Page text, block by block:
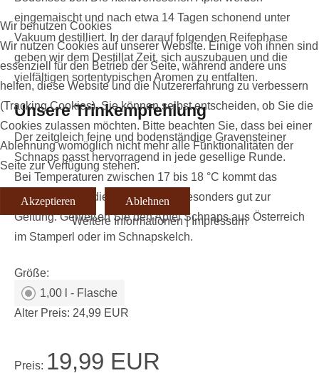
eingemaischt und nach etwa 14 Tagen schonend unter
Vakuum destilliert. In der darauf folgenden Reifephase
geben wir dem Destillat Zeit, sich auszubauen und die
vielfältigen sortentypischen Aromen zu entfalten.
Unsere Trinkempfehlung
Der zeitgleich feine und bodenständige Gravensteiner
Schnaps passt hervorragend in jede gesellige Runde.
Bei Temperaturen zwischen 17 bis 18 °C kommt das
würzige Aroma dieser Apfelsorte besonders gut zur
Geltung. Genießen Sie den Apfel Schnaps aus Österreich
im Stamperl oder im Schnapskelch.
Größe:
1,00 l - Flasche
Alter Preis: 24,99 EUR
Preis: 19,99 EUR
Wir benutzen Cookies
Wir nutzen Cookies auf unserer Website. Einige von ihnen sind
essenziell für den Betrieb der Seite, während andere uns
helfen, diese Website und die Nutzererfahrung zu verbessern
(Tracking Cookies). Sie können selbst entscheiden, ob Sie die
Cookies zulassen möchten. Bitte beachten Sie, dass bei einer
Ablehnung womöglich nicht mehr alle Funktionalitäten der
Seite zur Verfügung stehen.
Akzeptieren
Ablehnen
Weitere Informationen|Impressum